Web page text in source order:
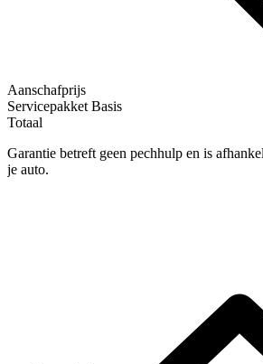
Aanschafprijs
Servicepakket Basis
Totaal
Garantie betreft geen pechhulp en is
je auto.